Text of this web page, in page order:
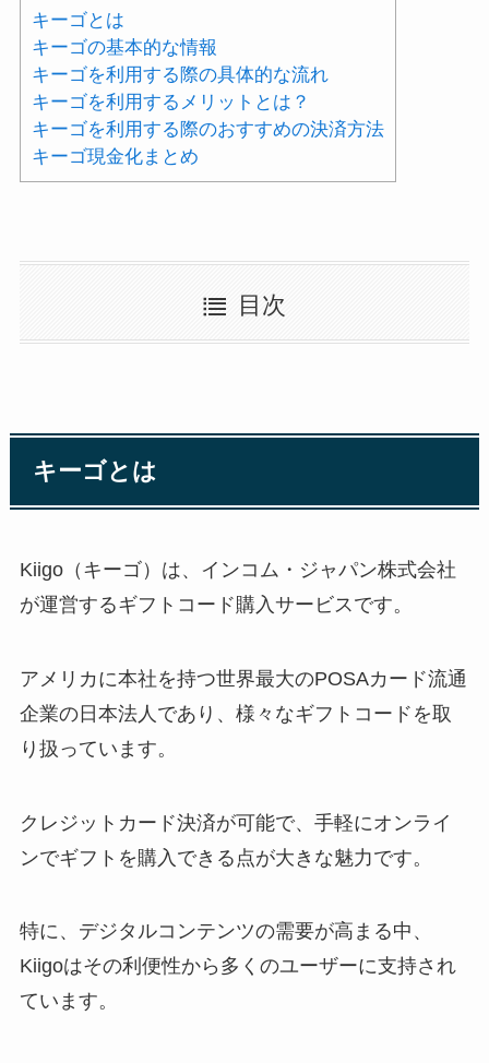
キーゴとは
キーゴの基本的な情報
キーゴを利用する際の具体的な流れ
キーゴを利用するメリットとは？
キーゴを利用する際のおすすめの決済方法
キーゴ現金化まとめ
目次
キーゴとは
Kiigo（キーゴ）は、インコム・ジャパン株式会社
が運営するギフトコード購入サービスです。
アメリカに本社を持つ世界最大のPOSAカード流通
企業の日本法人であり、様々なギフトコードを取
り扱っています。
クレジットカード決済が可能で、手軽にオンライ
ンでギフトを購入できる点が大きな魅力です。
特に、デジタルコンテンツの需要が高まる中、
Kiigoはその利便性から多くのユーザーに支持され
ています。